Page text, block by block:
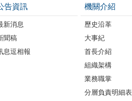
告資訊
新消息
聞稿
息逗相報
機關介紹
歷史沿革
大事紀
首長介紹
組織架構
業務職掌
分層負責明細表